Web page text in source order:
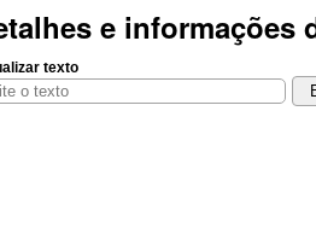
e informações
texto